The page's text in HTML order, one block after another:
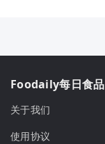
Foodaily每日食品
关于我们
使用协议